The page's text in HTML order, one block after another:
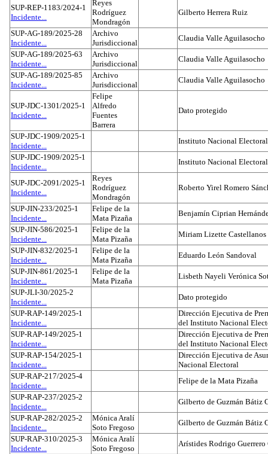
SUP-REP-1183/2024-1
Incidente...
Reyes
Rodríguez
Mondragón
Gilberto Herrera Ruiz
SUP-AG-189/2025-28
Incidente...
Archivo
Jurisdiccional
Claudia Valle Aguilasocho
SUP-AG-189/2025-63
Incidente...
Archivo
Jurisdiccional
Claudia Valle Aguilasocho
SUP-AG-189/2025-85
Incidente...
Archivo
Jurisdiccional
Claudia Valle Aguilasocho
SUP-JDC-1301/2025-1
Incidente...
Felipe
Alfredo
Fuentes
Barrera
Dato protegido
SUP-JDC-1909/2025-1
Incidente...
Instituto Nacional Electoral
SUP-JDC-1909/2025-1
Incidente...
Instituto Nacional Electoral
SUP-JDC-2091/2025-1
Incidente...
Reyes
Rodríguez
Mondragón
Roberto Yirel Romero
SUP-JIN-233/2025-1
Incidente...
Felipe de la
Mata Pizaña
Benjamín Ciprian
SUP-JIN-586/2025-1
Incidente...
Felipe de la
Mata Pizaña
Miriam Lizette Castellanos
SUP-JIN-832/2025-1
Incidente...
Felipe de la
Mata Pizaña
Eduardo León Sandoval
SUP-JIN-861/2025-1
Incidente...
Felipe de la
Mata Pizaña
Lisbeth Nayeli Verónica
SUP-JLI-30/2025-2
Incidente...
Dato protegido
SUP-RAP-149/2025-1
Incidente...
Dirección Ejecutiva de
del Instituto Nacional
SUP-RAP-149/2025-1
Incidente...
Dirección Ejecutiva de
del Instituto Nacional
SUP-RAP-154/2025-1
Incidente...
Dirección Ejecutiva de
Nacional Electoral
SUP-RAP-217/2025-4
Incidente...
Felipe de la Mata Pizaña
SUP-RAP-237/2025-2
Incidente...
Gilberto de Guzmán Bátiz
SUP-RAP-282/2025-2
Incidente...
Mónica Aralí
Soto Fregoso
Gilberto de Guzmán Bátiz
SUP-RAP-310/2025-3
Incidente...
Mónica Aralí
Soto Fregoso
Arístides Rodrigo Guerrero